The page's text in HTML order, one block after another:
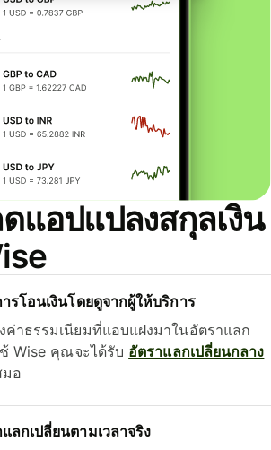
แอปแปลงสกุลเงิน
ารโอนเงินโดยดูจากผู้ให้บริการ
ค่าธรรมเนียมที่แอบแฝงมาในอัตราแลก
Wise คุณจะได้รับ อัตราแลกเปลี่ยนกลาง
อ
ลกเปลี่ยนตามเวลาจริง